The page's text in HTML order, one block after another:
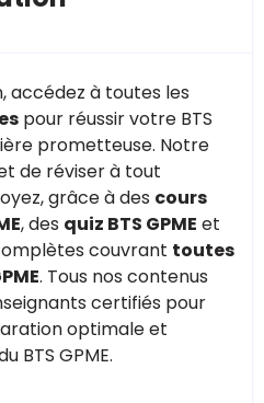
accédez à toutes les
pour réussir votre BTS
prometteuse. Notre
de réviser à tout
grâce à des cours
, des quiz BTS GPME et
couvrant toutes
. Tous nos contenus
certifiés pour
optimale et
BTS GPME.